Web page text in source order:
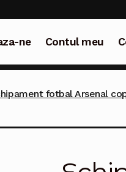
ne Contul meu
fotbal Arsenal